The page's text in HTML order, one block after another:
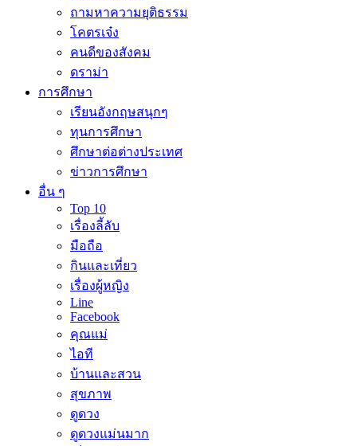
ถามหาความยุติธรรม
โคตรเจ๋ง
คนดีของสังคม
ดราม่า
การศึกษา
เรียนอังกฤษสนุกๆ
ทุนการศึกษา
ศึกษาต่อต่างประเทศ
ข่าวการศึกษา
อื่น ๆ
Top 10
เรื่องลี้ลับ
มือถือ
กินและเที่ยว
เรื่องผู้หญิง
Line
Facebook
คุณแม่
ไอที
บ้านและสวน
สุขภาพ
ดูดวง
ดูดวงแม่นมาก